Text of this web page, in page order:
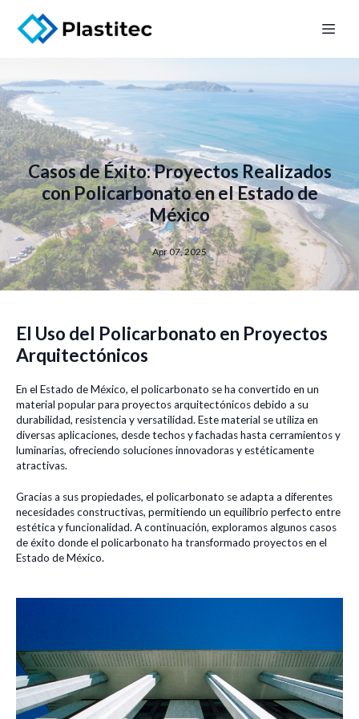
Casos de Éxito: Proyectos Realizados
con Policarbonato en el Estado de
México
Apr 07, 2025
El Uso del Policarbonato en Proyectos
Arquitectónicos
En el Estado de México, el policarbonato se ha convertido en un
material popular para proyectos arquitectónicos debido a su
durabilidad, resistencia y versatilidad. Este material se utiliza en
diversas aplicaciones, desde techos y fachadas hasta cerramientos y
luminarias, ofreciendo soluciones innovadoras y estéticamente
atractivas.
Gracias a sus propiedades, el policarbonato se adapta a diferentes
necesidades constructivas, permitiendo un equilibrio perfecto entre
estética y funcionalidad. A continuación, exploramos algunos casos
de éxito donde el policarbonato ha transformado proyectos en el
Estado de México.